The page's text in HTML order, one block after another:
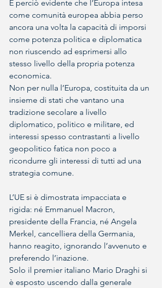
È perciò evidente che l’Europa intesa
come comunità europea abbia perso
ancora una volta la capacità di imporsi
come potenza politica e diplomatica
non riuscendo ad esprimersi allo
stesso livello della propria potenza
economica.
Non per nulla l’Europa, costituita da un
insieme di stati che vantano una
tradizione secolare a livello
diplomatico, politico e militare, ed
interessi spesso contrastanti a livello
geopolitico fatica non poco a
ricondurre gli interessi di tutti ad una
strategia comune.
L’UE si è dimostrata impacciata e
rigida: né Emmanuel Macron,
presidente della Francia, né Angela
Merkel, cancelliera della Germania,
hanno reagito, ignorando l’avvenuto e
preferendo l’inazione.
Solo il premier italiano Mario Draghi si
è esposto uscendo dalla generale